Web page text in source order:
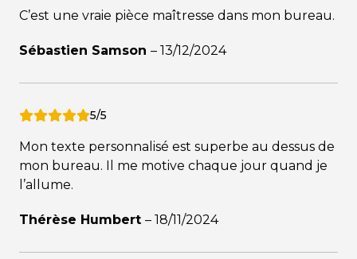
C’est une vraie pièce maîtresse dans mon bureau.
Sébastien Samson – 13/12/2024
5/5
Mon texte personnalisé est superbe au dessus de
mon bureau. Il me motive chaque jour quand je
l’allume.
Thérèse Humbert – 18/11/2024